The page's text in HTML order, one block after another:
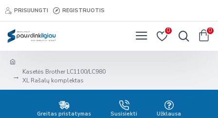
PRISIJUNGTI REGISTRUOTIS
0 0
Kasetės Brother LC1100/LC980
XL Rašalų komplektas
Greitas pristatymas Susisiekti Užklausa